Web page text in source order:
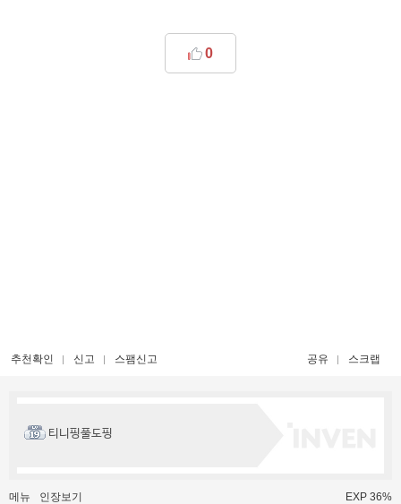
0
추천확인 신고 스팸신고 공유 스크랩
티니핑풀도핑
메뉴 인장보기 EXP 36%